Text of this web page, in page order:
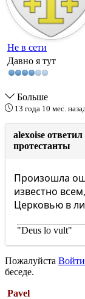
Не в сети
Давно я тут
Больше
13 года 10 мес.
alexoise
протестанты
Произошла
известно
Церковью в
"Deus lo vult"
Пожалуйста Войти
беседе.
Pavel